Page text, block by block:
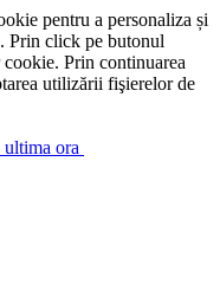
pentru a personaliza și
Prin click pe butonul
Prin continuarea
utilizării fişierelor de